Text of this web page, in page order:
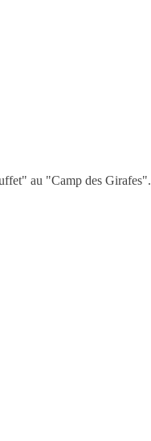
au "Camp des Girafes".